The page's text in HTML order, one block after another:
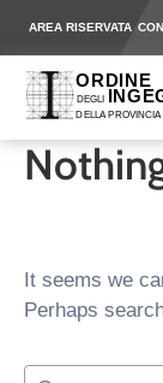
AREA RISERVATA
It seems we
Perhaps